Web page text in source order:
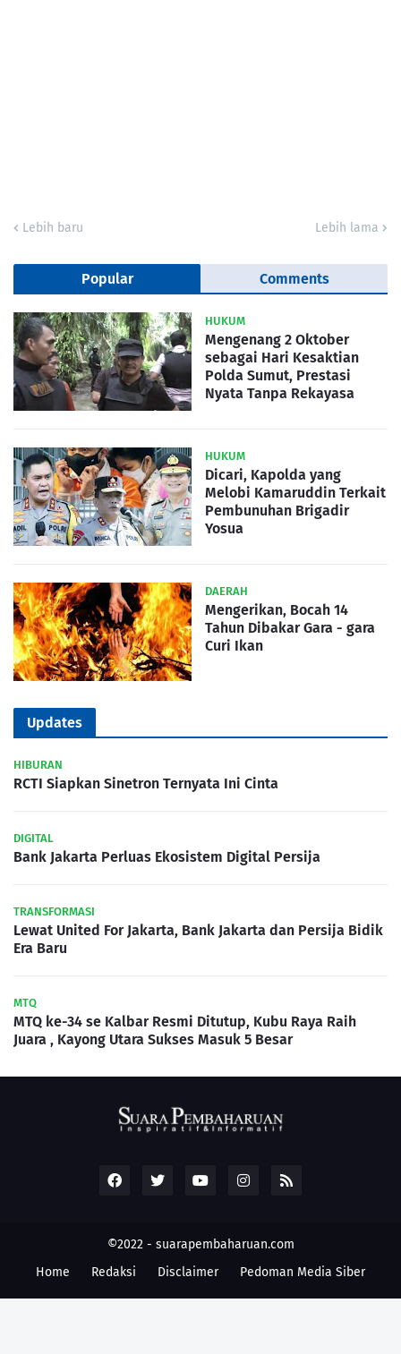
Lebih baru Lebih lama
Popular Comments
HUKUM
Mengenang 2 Oktober
sebagai Hari Kesaktian
Polda Sumut, Prestasi
Nyata Tanpa Rekayasa
HUKUM
Dicari, Kapolda yang
Melobi Kamaruddin Terkait
Pembunuhan Brigadir
Yosua
DAERAH
Mengerikan, Bocah 14
Tahun Dibakar Gara - gara
Curi Ikan
Updates
HIBURAN
RCTI Siapkan Sinetron Ternyata Ini Cinta
DIGITAL
Bank Jakarta Perluas Ekosistem Digital Persija
TRANSFORMASI
Lewat United For Jakarta, Bank Jakarta dan Persija Bidik
Era Baru
MTQ
MTQ ke-34 se Kalbar Resmi Ditutup, Kubu Raya Raih
Juara , Kayong Utara Sukses Masuk 5 Besar
©2022 - suarapembaharuan.com
Home
Redaksi Disclaimer Pedoman Media Siber